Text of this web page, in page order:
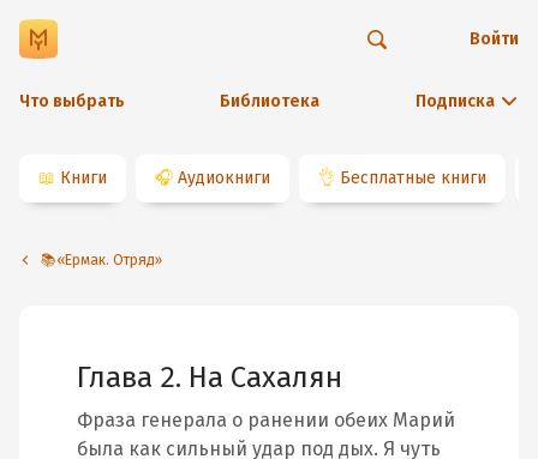
Что выбрать Библиотека Подписка
Войти
📖 Книги 🎧 Аудиокниги 👌 Бесплатные книги
📚«Ермак. Отряд»
Глава 2. На Сахалян
Фраза генерала о ранении обеих Марий
была как сильный удар под дых. Я чуть